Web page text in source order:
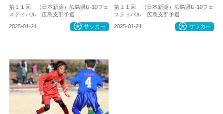
第１１回 （日本新薬）広島県U-10フェ
スティバル 広島支部予選
2025-01-21 サッカー
第１１回 （日本新薬）広島県U-10フェ
スティバル 広島支部予選
2025-01-21 サッカー